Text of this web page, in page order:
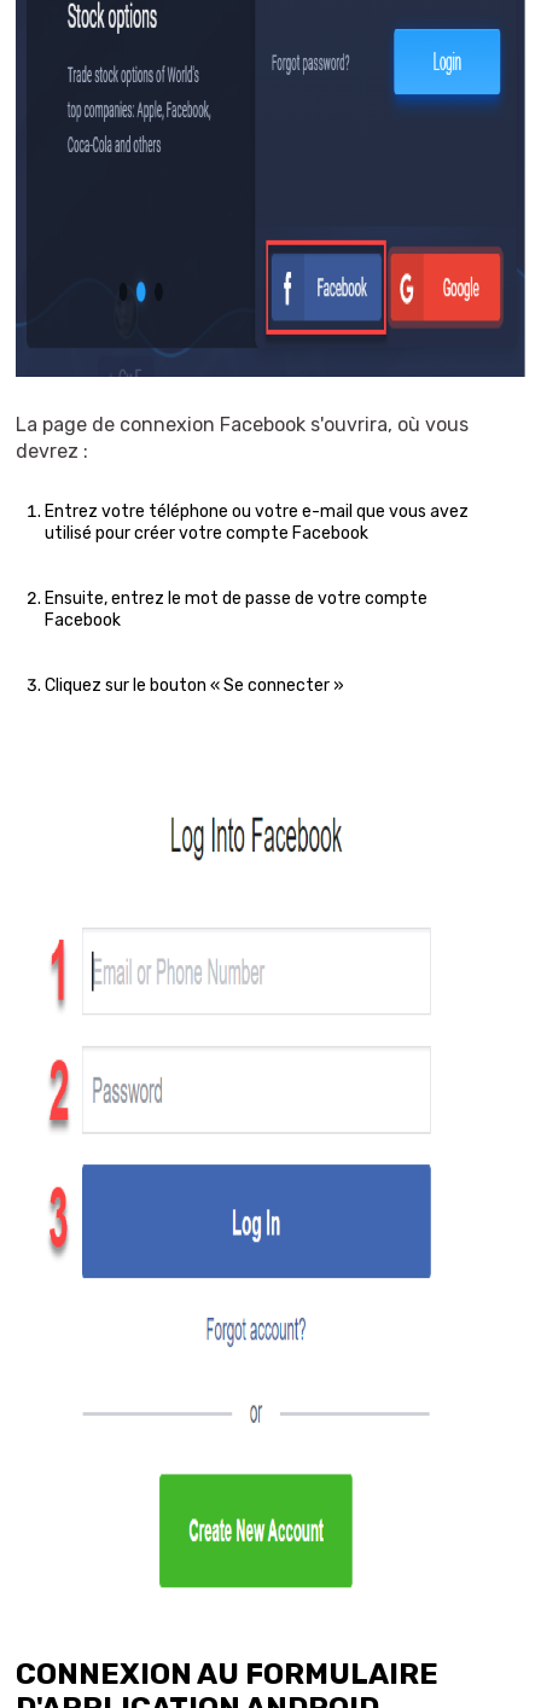
La page de connexion Facebook s'ouvrira, où vous
devrez :
Entrez votre téléphone ou votre e-mail que vous avez
utilisé pour créer votre compte Facebook
Ensuite, entrez le mot de passe de votre compte
Facebook
Cliquez sur le bouton « Se connecter »
CONNEXION AU FORMULAIRE